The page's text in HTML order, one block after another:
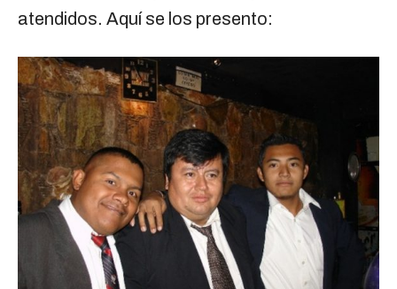
atendidos. Aquí se los presento: